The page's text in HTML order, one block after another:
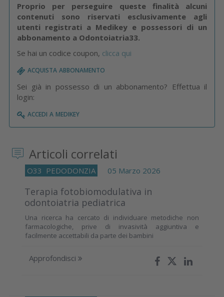
Proprio per perseguire queste finalità alcuni
contenuti sono riservati esclusivamente agli
utenti registrati a Medikey e possessori di un
abbonamento a Odontoiatria33.
Se hai un codice coupon, clicca qui
acquista abbonamento
Sei già in possesso di un abbonamento? Effettua il
login:
accedi a medikey
Articoli correlati
O33 PEDODONZIA 05 Marzo 2026
Terapia fotobiomodulativa in
odontoiatria pediatrica
Una ricerca ha cercato di individuare metodiche non
farmacologiche, prive di invasività aggiuntiva e
facilmente accettabili da parte dei bambini
Approfondisci